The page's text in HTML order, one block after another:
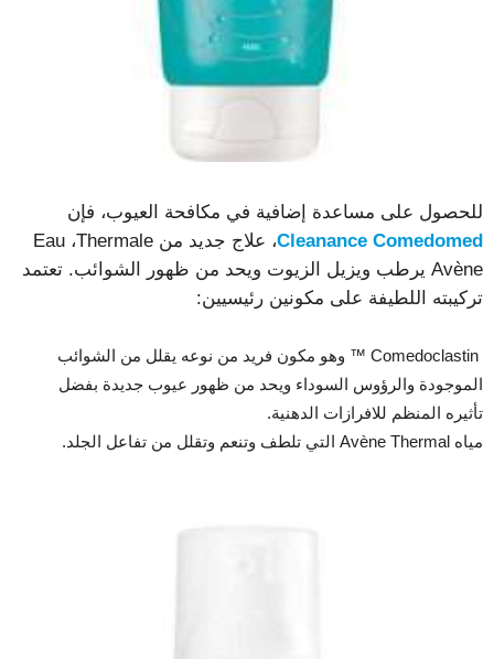
للحصول على مساعدة إضافية في مكافحة العيوب، فإن
Cleanance Comedomed
، علاج جديد من Eau ،Thermale
Avène يرطب ويزيل الزيوت ويحد من ظهور الشوائب. تعتمد
تركيبته اللطيفة على مكونين رئيسيين:
Comedoclastin ™ وهو مكون فريد من نوعه يقلل من الشوائب
الموجودة والرؤوس السوداء ويحد من ظهور عيوب جديدة بفضل
تأثيره المنظم للافرازات الدهنية.
مياه Avène Thermal التي تلطف وتنعم وتقلل من تفاعل الجلد.